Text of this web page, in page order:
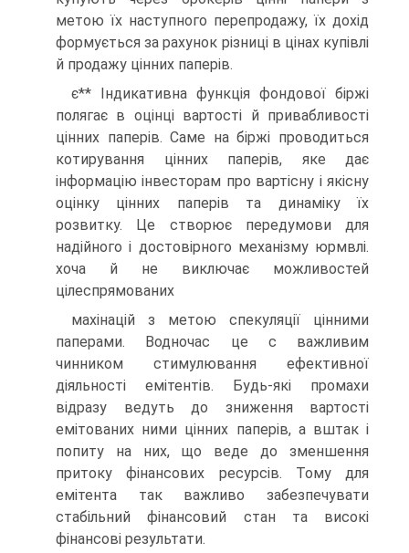
метою їх наступного перепродажу, їх дохід
формується за рахунок різниці в цінах купівлі
й продажу цінних паперів.
є** Індикативна функція фондової біржі
полягає в оцінці вартості й привабливості
цінних паперів. Саме на біржі проводиться
котирування цінних паперів, яке дає
інформацію інвесторам про вартісну і якісну
оцінку цінних паперів та динаміку їх
розвитку. Це створює передумови для
надійного і достовірного механізму юрмвлі.
хоча й не виключає можливостей
цілеспрямованих
махінацій з метою спекуляції цінними
паперами. Водночас це с важливим
чинником стимулювання ефективної
діяльності емітентів. Будь-які промахи
відразу ведуть до зниження вартості
емітованих ними цінних паперів, а вштак і
попиту на них, що веде до зменшення
притоку фінансових ресурсів. Тому для
емітента так важливо забезпечувати
стабільний фінансовий стан та високі
фінансові результати.